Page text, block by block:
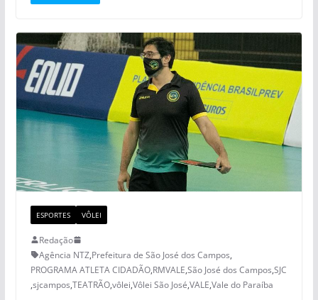
ESPORTES VÔLEI
Redação
Agência NTZ,Prefeitura de São José dos Campos,
PROGRAMA ATLETA CIDADÃO,RMVALE,São José dos Campos,SJC
,sjcampos,TEATRÃO,vôlei,Vôlei São José,VALE,Vale do Paraíba